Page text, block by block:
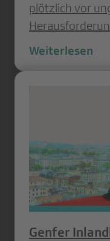
plötzlich vor
Weiterlesen
Genfer